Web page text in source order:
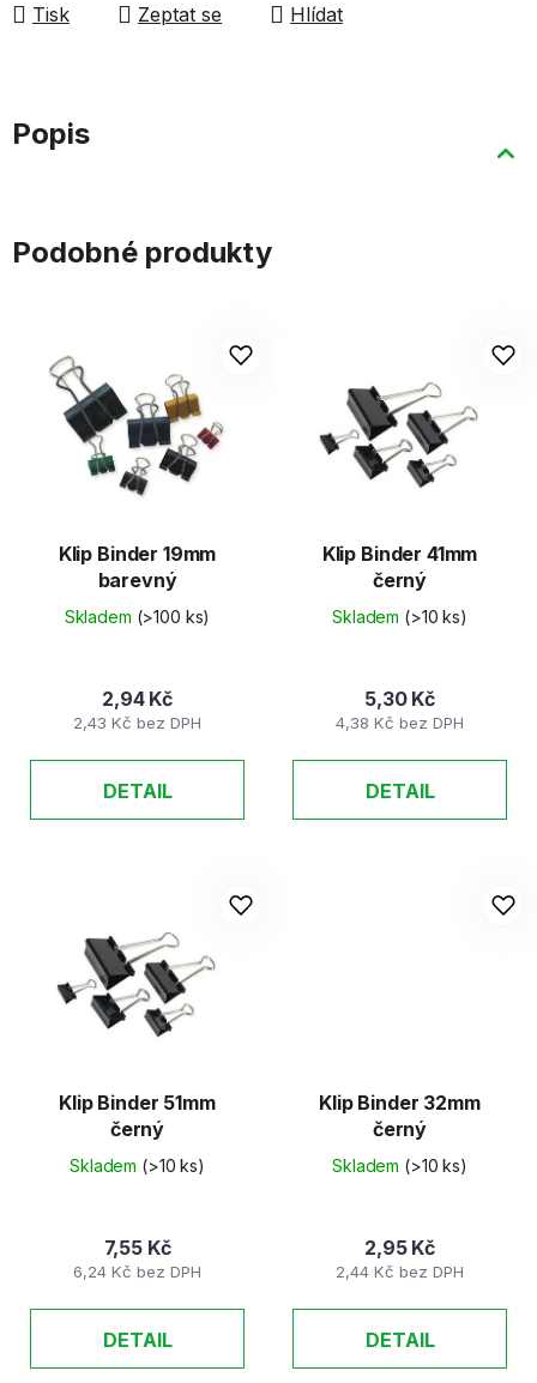
Tisk Zeptat se Hlídat
Popis
Podobné produkty
Klip Binder 19mm
barevný
Skladem (>100 ks)
2,43 Kč bez DPH
2,94 Kč
DETAIL
Klip Binder 41mm
černý
Skladem (>10 ks)
4,38 Kč bez DPH
5,30 Kč
DETAIL
Klip Binder 51mm
černý
Skladem (>10 ks)
6,24 Kč bez DPH
7,55 Kč
DETAIL
Klip Binder 32mm
černý
Skladem (>10 ks)
2,44 Kč bez DPH
2,95 Kč
DETAIL